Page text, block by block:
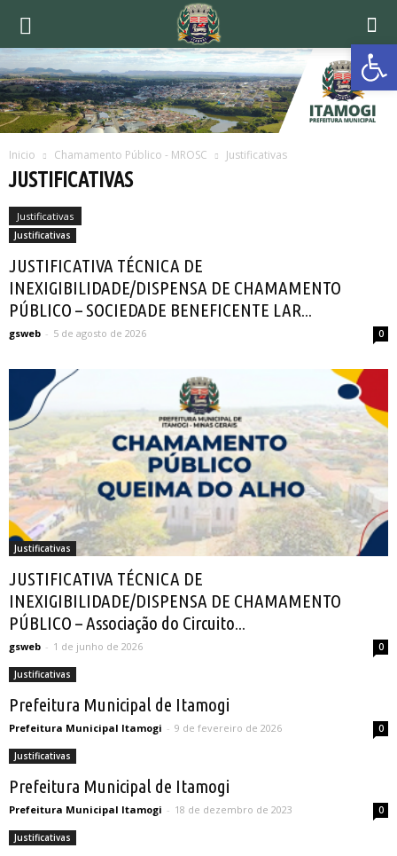
Inicio Chamamento Público - MROSC Justificativas
JUSTIFICATIVAS
Justificativas
Justificativas
JUSTIFICATIVA TÉCNICA DE
INEXIGIBILIDADE/DISPENSA DE CHAMAMENTO
PÚBLICO – SOCIEDADE BENEFICENTE LAR...
gsweb - 5 de agosto de 2026 0
Justificativas
JUSTIFICATIVA TÉCNICA DE
INEXIGIBILIDADE/DISPENSA DE CHAMAMENTO
PÚBLICO – Associação do Circuito...
gsweb - 1 de junho de 2026 0
Justificativas
Prefeitura Municipal de Itamogi
Prefeitura Municipal Itamogi - 9 de fevereiro de 2026 0
Justificativas
Prefeitura Municipal de Itamogi
Prefeitura Municipal Itamogi - 18 de dezembro de 2023 0
Justificativas